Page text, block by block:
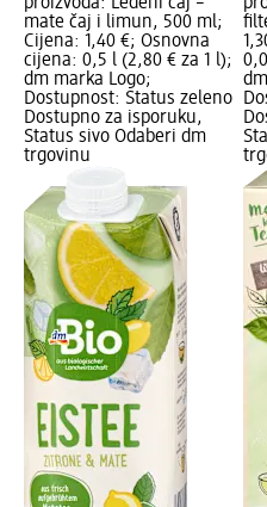
mate čaj i limun, 500 ml;
Cijena: 1,40 €; Osnovna
cijena: 0,5 l (2,80 € za 1 l);
dm marka Logo;
Dostupnost: Status zeleno
Dostupno za isporuku,
Status sivo Odaberi dm
trgovinu